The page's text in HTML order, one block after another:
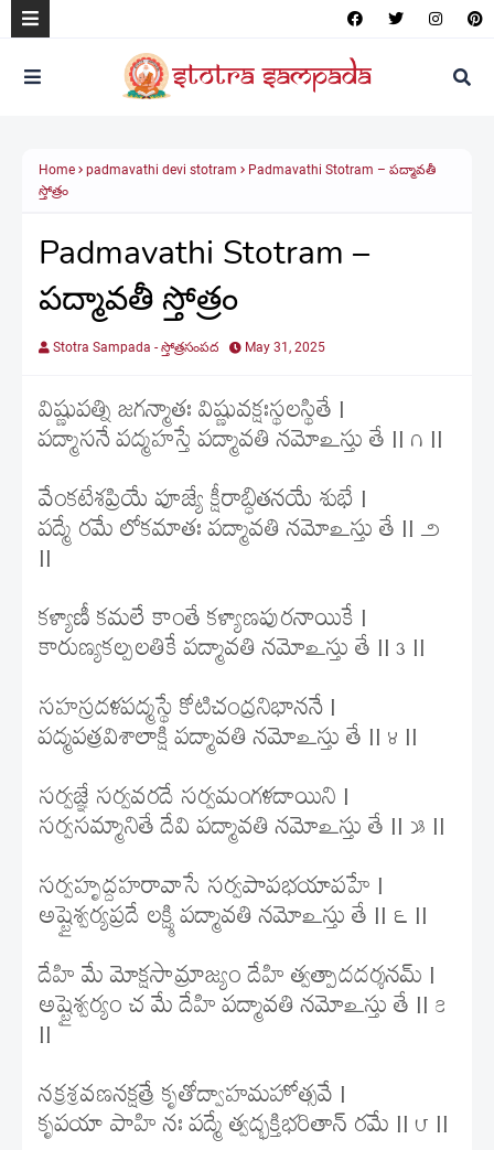
Home padmavathi devi stotram
Padmavathi Stotram – పద్మావతీ
స్తోత్రం
Padmavathi Stotram –
పద్మావతీ స్తోత్రం
Stotra Sampada - స్తోత్రసంపద May 31, 2025
విష్ణుపత్ని జగన్మాతః విష్ణువక్షఃస్థలస్థితే |
పద్మాసనే పద్మహస్తే పద్మావతి నమోఽస్తు తే || ౧ ||
వేంకటేశప్రియే పూజ్యే క్షీరాబ్ధితనయే శుభే |
పద్మే రమే లోకమాతః పద్మావతి నమోఽస్తు తే || ౨
||
కళ్యాణీ కమలే కాంతే కళ్యాణపురనాయికే |
కారుణ్యకల్పలతికే పద్మావతి నమోఽస్తు తే || ౩ ||
సహస్రదళపద్మస్థే కోటిచంద్రనిభాననే |
పద్మపత్రవిశాలాక్షి పద్మావతి నమోఽస్తు తే || ౪ ||
సర్వజ్ఞే సర్వవరదే సర్వమంగళదాయిని |
సర్వసమ్మానితే దేవి పద్మావతి నమోఽస్తు తే || ౫ ||
సర్వహృద్దహరావాసే సర్వపాపభయాపహే |
అష్టైశ్వర్యప్రదే లక్ష్మి పద్మావతి నమోఽస్తు తే || ౬ ||
దేహి మే మోక్షసామ్రాజ్యం దేహి త్వత్పాదదర్శనమ్ |
అష్టైశ్వర్యం చ మే దేహి పద్మావతి నమోఽస్తు తే || ౭
||
నక్రశ్రవణనక్షత్రే కృతోద్వాహమహోత్సవే |
కృపయా పాహి నః పద్మే త్వద్భక్తిభరితాన్ రమే || ౮ ||